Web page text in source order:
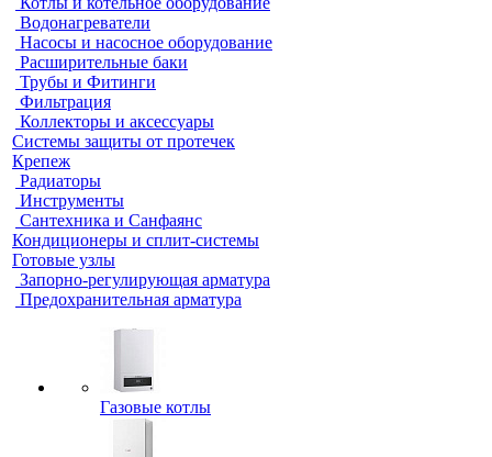
Водонагреватели
Насосы и насосное оборудование
Расширительные баки
Трубы и Фитинги
Фильтрация
Коллекторы и аксессуары
Системы защиты от протечек
Крепеж
Радиаторы
Инструменты
Сантехника и Санфаянс
Кондиционеры и сплит-системы
Готовые узлы
Запорно-регулирующая арматура
Предохранительная арматура
Газовые котлы